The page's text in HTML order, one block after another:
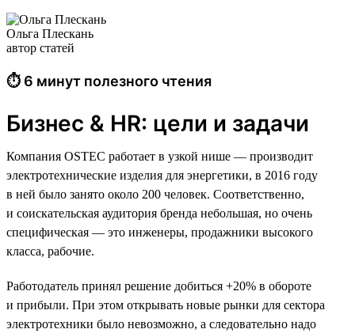
Ольга Плескань
автор статей
⏱ 6 минут полезного чтения
Бизнес & HR: цели и задачи
Компания OSTEC работает в узкой нише — производит
электротехнические изделия для энергетики, в 2016 году
в ней было занято около 200 человек. Соответственно,
и соискательская аудитория бренда небольшая, но очень
специфическая — это инженеры, продажники высокого
класса, рабочие.
Работодатель принял решение добиться +20% в обороте
и прибыли. При этом открывать новые рынки для сектора
электротехники было невозможно, а следовательно надо